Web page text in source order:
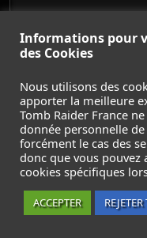
Informations pour
des Cookies
Nous utilisons des
apporter la meilleure
Tomb Raider France
donnée personnelle de
forcément le cas des
donc que vous
cookies spécifiques
ACCEPTER
© Tomb
ACCUEIL- TOMB
CATALYST - LARA
Suivez